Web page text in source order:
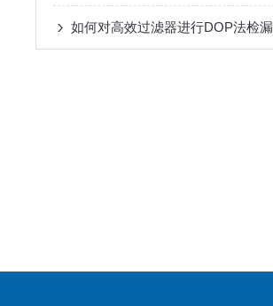
如何对高效过滤器进行DOP法检漏